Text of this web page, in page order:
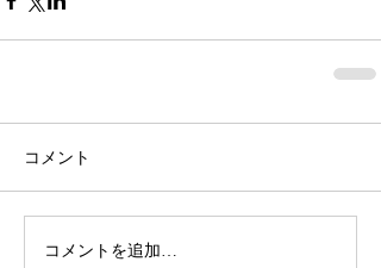
コメント
コメントを追加…